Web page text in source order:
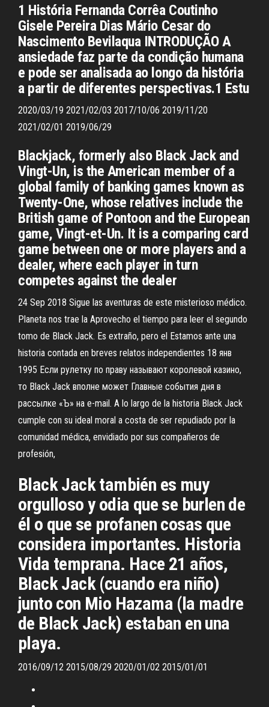
1 História Fernanda Corrêa Coutinho
Gisele Pereira Dias Mário Cesar do
Nascimento Bevilaqua INTRODUÇÃO A
ansiedade faz parte da condição humana
e pode ser analisada ao longo da história
a partir de diferentes perspectivas.1 Estu
2020/03/19 2021/02/03 2017/10/06 2019/11/20
2021/02/01 2019/06/29
Blackjack, formerly also Black Jack and
Vingt-Un, is the American member of a
global family of banking games known as
Twenty-One, whose relatives include the
British game of Pontoon and the European
game, Vingt-et-Un. It is a comparing card
game between one or more players and a
dealer, where each player in turn
competes against the dealer
24 Sep 2018 Sigue las aventuras de este misterioso médico.
Planeta nos trae la Aprovecho el tiempo para leer el segundo
tomo de Black Jack. Es extraño, pero el Estamos ante una
historia contada en breves relatos independientes 18 янв
1995 Если рулетку по праву называют королевой казино,
то Black Jack вполне может Главные события дня в
рассылке «Ъ» на e-mail. A lo largo de la historia Black Jack
cumple con su ideal moral a costa de ser repudiado por la
comunidad médica, envidiado por sus compañeros de
profesión,
Black Jack también es muy
orgulloso y odia que se burlen de
él o que se profanen cosas que
considera importantes. Historia
Vida temprana. Hace 21 años,
Black Jack (cuando era niño)
junto con Mio Hazama (la madre
de Black Jack) estaban en una
playa.
2016/09/12 2015/08/29 2020/01/02 2015/01/01